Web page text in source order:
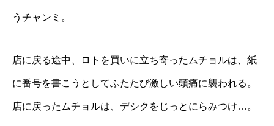
うチャンミ。
店に戻る途中、ロトを買いに立ち寄ったムチョルは、紙
に番号を書こうとしてふたたび激しい頭痛に襲われる。
店に戻ったムチョルは、デシクをじっとにらみつけ…。